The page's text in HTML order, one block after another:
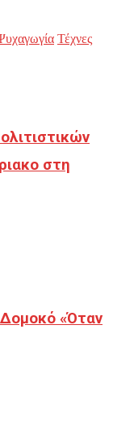
Τέχνες
στη
«Όταν